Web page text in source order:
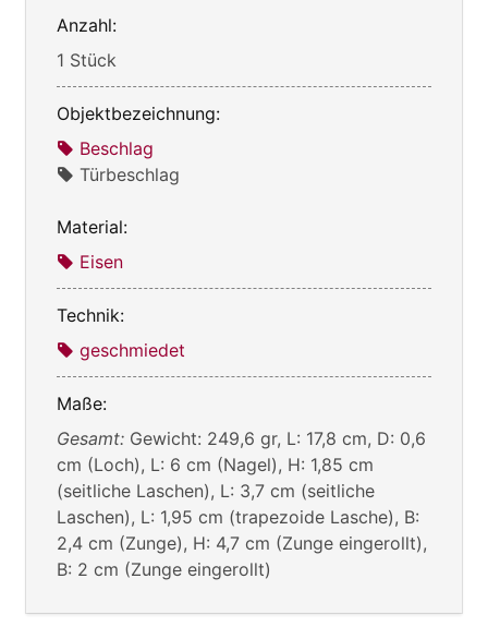
Anzahl:
1 Stück
Objektbezeichnung:
Beschlag
Türbeschlag
Material:
Eisen
Technik:
geschmiedet
Maße:
Gesamt: Gewicht: 249,6 gr, L: 17,8 cm, D: 0,6
cm (Loch), L: 6 cm (Nagel), H: 1,85 cm
(seitliche Laschen), L: 3,7 cm (seitliche
Laschen), L: 1,95 cm (trapezoide Lasche), B:
2,4 cm (Zunge), H: 4,7 cm (Zunge eingerollt),
B: 2 cm (Zunge eingerollt)